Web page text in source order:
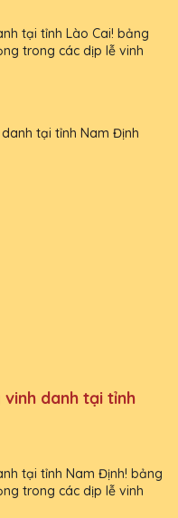
tại tỉnh Lào Cai! bảng
trong các dịp lễ vinh
danh tại tỉnh
tại tỉnh Nam Định! bảng
trong các dịp lễ vinh